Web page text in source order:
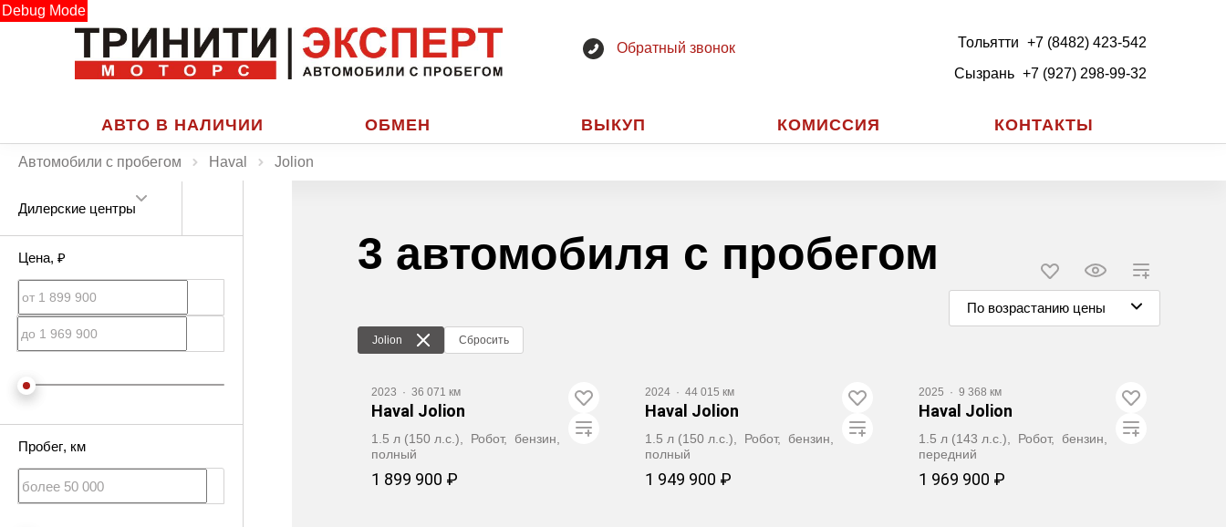
Debug Mode
Обратный звонок Тольятти +7 (8482) 423-542
Сызрань +7 (927) 298-99-32
АВТО В НАЛИЧИИ ОБМЕН ВЫКУП КОМИССИЯ КОНТАКТЫ
Автомобили с пробегом Haval Jolion
Дилерские центры
Цена, ₽
Пробег, км
3 автомобиля с пробегом
Jolion Сбросить
По возрастанию цены
2023 · 36 071 км
Haval Jolion
1.5 л (150 л.с.), Робот, бензин,
полный
1 899 900 ₽
2024 · 44 015 км
Haval Jolion
1.5 л (150 л.с.), Робот, бензин,
полный
1 949 900 ₽
2025 · 9 368 км
Haval Jolion
1.5 л (143 л.с.), Робот, бензин,
передний
1 969 900 ₽